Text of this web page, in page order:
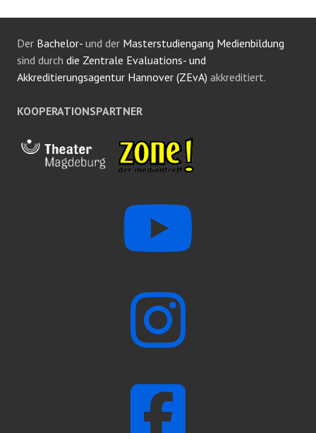
Der Bachelor- und der Masterstudiengang Medienbildung
sind durch die Zentrale Evaluations- und
Akkreditierungsagentur Hannover (ZEvA) akkreditiert.
KOOPERATIONSPARTNER